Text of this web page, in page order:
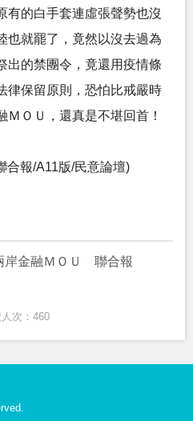
有的白手套連虛張聲勢也沒
也就罷了，竟然以沒去過為
出的禁團令，竟還用疫情條
律保留原則，恐怕比戒嚴時
ＯＵ，還真是不堪回首！
合報/A11版/民意論壇)
岸金融ＭＯＵ 聯合報
次：460